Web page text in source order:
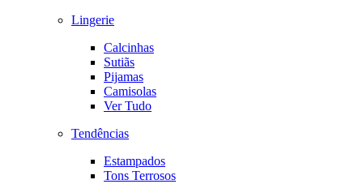
Lingerie
Calcinhas
Sutiãs
Pijamas
Camisolas
Ver Tudo
Tendências
Estampados
Tons Terrosos